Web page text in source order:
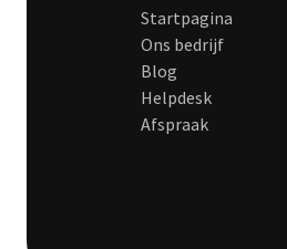
Startpagina
Ons bedrijf
Blog
Helpdesk
Afspraak